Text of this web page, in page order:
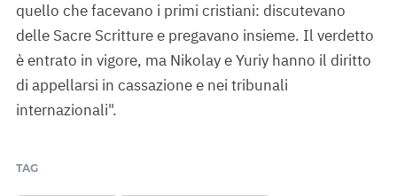
quello che facevano i primi cristiani: discutevano
delle Sacre Scritture e pregavano insieme. Il verdetto
è entrato in vigore, ma Nikolay e Yuriy hanno il diritto
di appellarsi in cassazione e nei tribunali
internazionali".
TAG